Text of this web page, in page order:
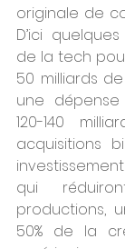
originale de
D’ici
de la tech
50 milliards
une
120-140
acquisitions
qui
productions,
50% de la